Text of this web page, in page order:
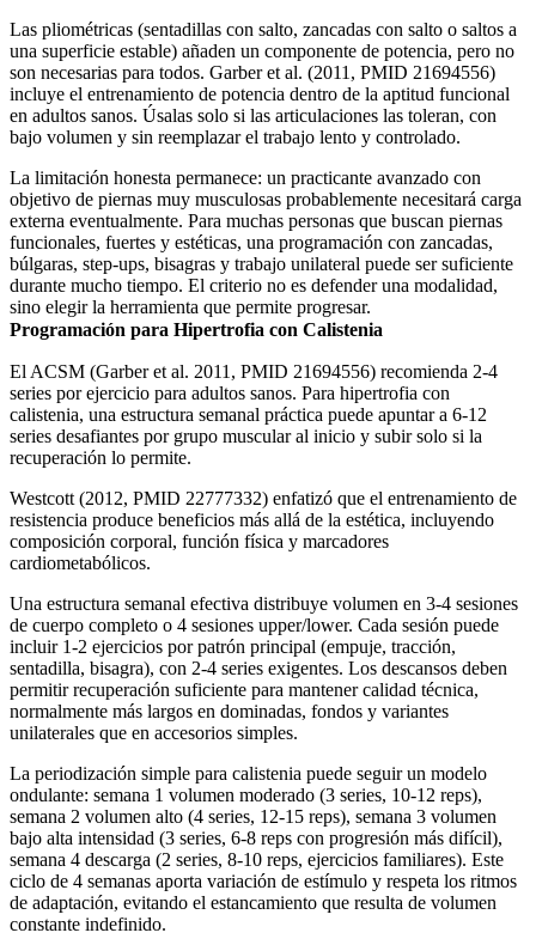
Las pliométricas (sentadillas con salto, zancadas con salto o saltos a
una superficie estable) añaden un componente de potencia, pero no
son necesarias para todos. Garber et al. (2011, PMID 21694556)
incluye el entrenamiento de potencia dentro de la aptitud funcional
en adultos sanos. Úsalas solo si las articulaciones las toleran, con
bajo volumen y sin reemplazar el trabajo lento y controlado.
La limitación honesta permanece: un practicante avanzado con
objetivo de piernas muy musculosas probablemente necesitará carga
externa eventualmente. Para muchas personas que buscan piernas
funcionales, fuertes y estéticas, una programación con zancadas,
búlgaras, step-ups, bisagras y trabajo unilateral puede ser suficiente
durante mucho tiempo. El criterio no es defender una modalidad,
sino elegir la herramienta que permite progresar.
Programación para Hipertrofia con Calistenia
El ACSM (Garber et al. 2011, PMID 21694556) recomienda 2-4
series por ejercicio para adultos sanos. Para hipertrofia con
calistenia, una estructura semanal práctica puede apuntar a 6-12
series desafiantes por grupo muscular al inicio y subir solo si la
recuperación lo permite.
Westcott (2012, PMID 22777332) enfatizó que el entrenamiento de
resistencia produce beneficios más allá de la estética, incluyendo
composición corporal, función física y marcadores
cardiometabólicos.
Una estructura semanal efectiva distribuye volumen en 3-4 sesiones
de cuerpo completo o 4 sesiones upper/lower. Cada sesión puede
incluir 1-2 ejercicios por patrón principal (empuje, tracción,
sentadilla, bisagra), con 2-4 series exigentes. Los descansos deben
permitir recuperación suficiente para mantener calidad técnica,
normalmente más largos en dominadas, fondos y variantes
unilaterales que en accesorios simples.
La periodización simple para calistenia puede seguir un modelo
ondulante: semana 1 volumen moderado (3 series, 10-12 reps),
semana 2 volumen alto (4 series, 12-15 reps), semana 3 volumen
bajo alta intensidad (3 series, 6-8 reps con progresión más difícil),
semana 4 descarga (2 series, 8-10 reps, ejercicios familiares). Este
ciclo de 4 semanas aporta variación de estímulo y respeta los ritmos
de adaptación, evitando el estancamiento que resulta de volumen
constante indefinido.